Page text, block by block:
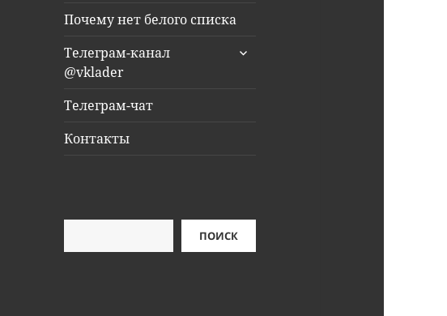
Почему нет белого списка
Телеграм-канал
@vklader
раскрыть
Телеграм-чат
Контакты
ПОИСК